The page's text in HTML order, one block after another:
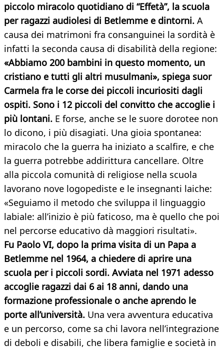
piccolo miracolo quotidiano di “Effetà”, la scuola
per ragazzi audiolesi di Betlemme e dintorni. A
causa dei matrimoni fra consanguinei la sordità è
infatti la seconda causa di disabilità della regione:
«Abbiamo 200 bambini in questo momento, un
cristiano e tutti gli altri musulmani», spiega suor
Carmela fra le corse dei piccoli incuriositi dagli
ospiti. Sono i 12 piccoli del convitto che accoglie i
più lontani. E forse, anche se le suore dorotee non
lo dicono, i più disagiati. Una gioia spontanea:
miracolo che la guerra ha iniziato a scalfire, e che
la guerra potrebbe addirittura cancellare. Oltre
alla piccola comunità di religiose nella scuola
lavorano nove logopediste e le insegnanti laiche:
«Seguiamo il metodo che sviluppa il linguaggio
labiale: all’inizio è più faticoso, ma è quello che poi
nel percorse educativo dà maggiori risultati».
Fu Paolo VI, dopo la prima visita di un Papa a
Betlemme nel 1964, a chiedere di aprire una
scuola per i piccoli sordi. Avviata nel 1971 adesso
accoglie ragazzi dai 6 ai 18 anni, dando una
formazione professionale o anche aprendo le
porte all’università. Una vera avventura educativa
e un percorso, come sa chi lavora nell’integrazione
di deboli e disabili, che libera famiglie e società in